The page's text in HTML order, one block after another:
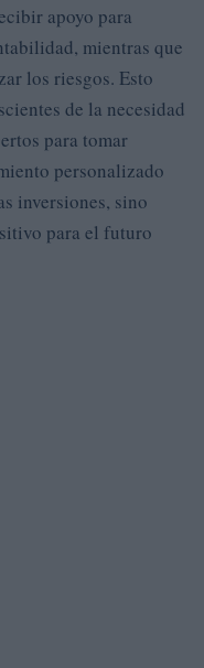
apoyo para
mientras que
los riesgos. Esto
de la necesidad
para tomar
personalizado
inversiones, sino
para el futuro